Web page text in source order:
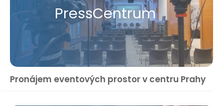
Press​Centrum
Pronájem eventových prostor v centru Prahy